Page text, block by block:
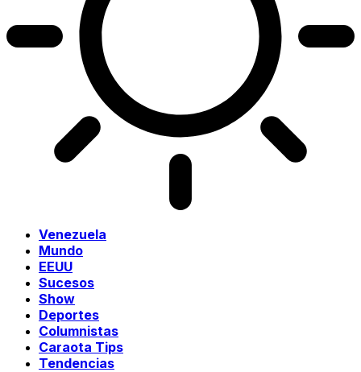
Venezuela
Mundo
EEUU
Sucesos
Show
Deportes
Columnistas
Caraota Tips
Tendencias